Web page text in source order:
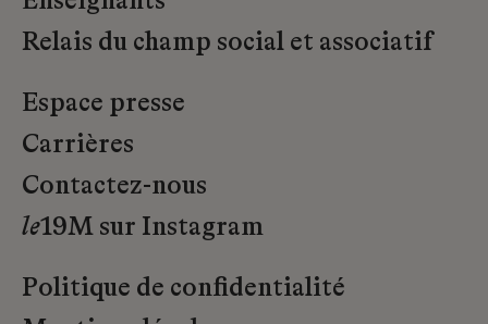
Relais du champ social et associatif
Espace presse
Carrières
Contactez-nous
le19M sur Instagram
Politique de confidentialité